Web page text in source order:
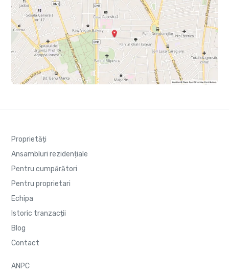
Proprietăți
Ansambluri rezidențiale
Pentru cumpărători
Pentru proprietari
Echipa
Istoric tranzacții
Blog
Contact
ANPC